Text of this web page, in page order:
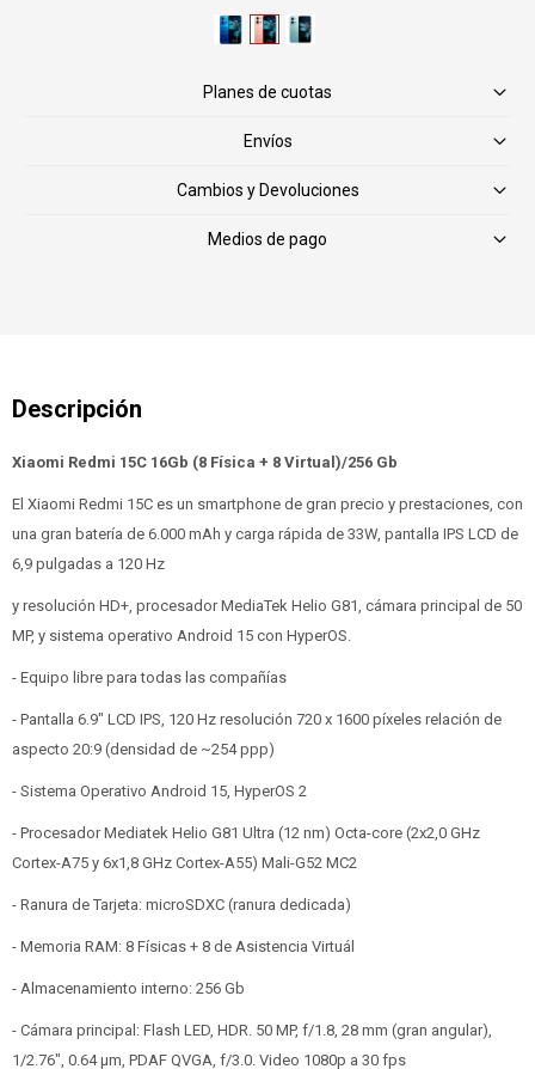
Planes de cuotas
Envíos
Cambios y Devoluciones
Medios de pago
Xiaomi Redmi 15C 16Gb (8 Física + 8 Virtual)/256 Gb
El Xiaomi Redmi 15C es un smartphone de gran precio y prestaciones, con
una gran batería de 6.000 mAh y carga rápida de 33W, pantalla IPS LCD de
6,9 pulgadas a 120 Hz
y resolución HD+, procesador MediaTek Helio G81, cámara principal de 50
MP, y sistema operativo Android 15 con HyperOS.
- Equipo libre para todas las compañías
- Pantalla 6.9" LCD IPS, 120 Hz resolución 720 x 1600 píxeles relación de
aspecto 20:9 (densidad de ~254 ppp)
- Sistema Operativo Android 15, HyperOS 2
- Procesador Mediatek Helio G81 Ultra (12 nm) Octa-core (2x2,0 GHz
Cortex-A75 y 6x1,8 GHz Cortex-A55) Mali-G52 MC2
- Ranura de Tarjeta: microSDXC (ranura dedicada)
- Memoria RAM: 8 Físicas + 8 de Asistencia Virtuál
- Almacenamiento interno: 256 Gb
- Cámara principal: Flash LED, HDR. 50 MP, f/1.8, 28 mm (gran angular),
1/2.76", 0.64 µm, PDAF QVGA, f/3.0. Video 1080p a 30 fps